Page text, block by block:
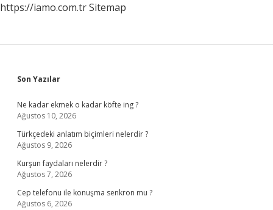
https://iamo.com.trSitemap
Sidebar
Son Yazılar
Ne kadar ekmek o kadar köfte ing ?
Ağustos 10, 2026
Türkçedeki anlatım biçimleri nelerdir ?
Ağustos 9, 2026
Kurşun faydaları nelerdir ?
Ağustos 7, 2026
Cep telefonu ile konuşma senkron mu ?
Ağustos 6, 2026